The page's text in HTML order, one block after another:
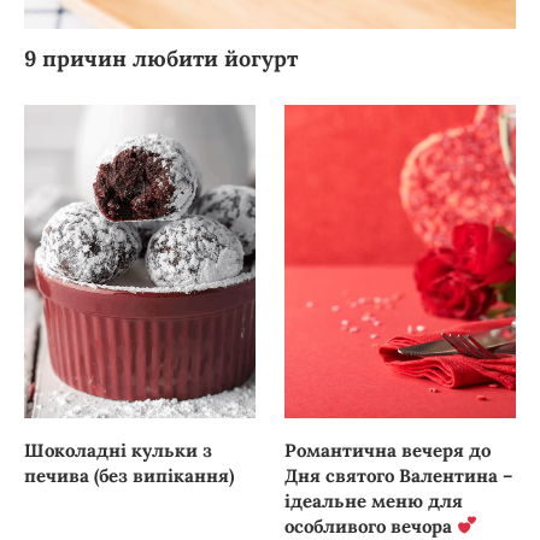
9 причин любити йогурт
Шоколадні кульки з
печива (без випікання)
Романтична вечеря до
Дня святого Валентина –
ідеальне меню для
особливого вечора